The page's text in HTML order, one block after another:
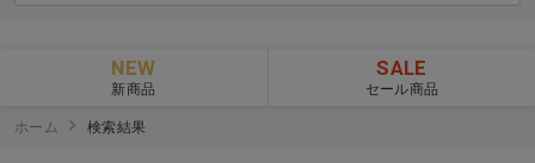
NEW
新商品
SALE
セール商品
ホーム 検索結果